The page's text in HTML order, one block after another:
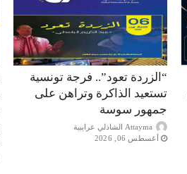
“الزردة تعود”.. فرجة تونسية
تستعيد الذاكرة وتراهن على
جمهور سوسة
Attayma الشاذلي عرايبية
أغسطس 06, 2026